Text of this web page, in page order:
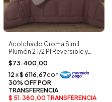
Acolchado Croma Simil
Plumón 2 1/2 Pl Reversible y
Bitono merlot - Alcoyana
$73.400,00